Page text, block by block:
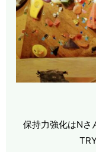
保持力強化はN